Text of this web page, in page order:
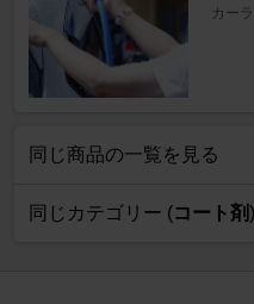
カー
同じ商品の一覧を見る
同じカテゴリー (コート剤